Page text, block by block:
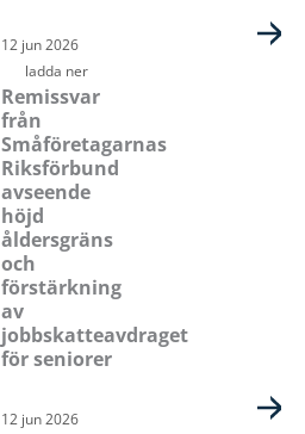
12 jun 2026
ladda ner
Remissvar
från
Småföretagarnas
Riksförbund
avseende
höjd
åldersgräns
och
förstärkning
av
jobbskatteavdraget
för seniorer
12 jun 2026